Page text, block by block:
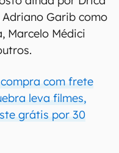
Garib como
Marcelo Médici
com frete
leva filmes,
grátis por 30